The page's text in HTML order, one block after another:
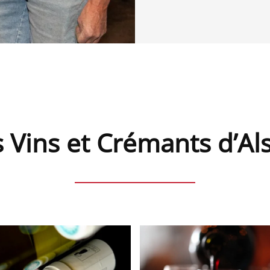
Vins et Crémants